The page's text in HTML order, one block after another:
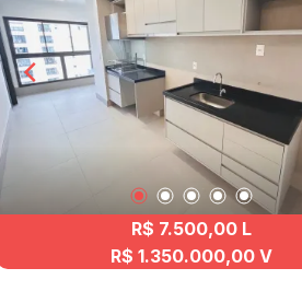
R$ 7.500,00 L
R$ 1.350.000,00 V